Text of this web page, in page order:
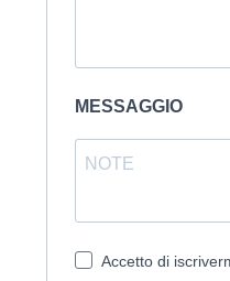
MESSAGGIO
Accetto di